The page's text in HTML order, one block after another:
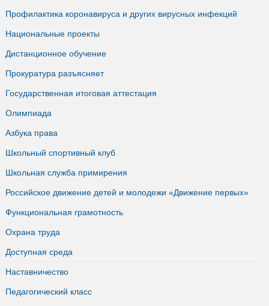
Профилактика коронавируса и других вирусных инфекций
Национальные проекты
Дистанционное обучение
Прокуратура разъясняет
Государственная итоговая аттестация
Олимпиада
Азбука права
Школьный спортивный клуб
Школьная служба примирения
Российское движение детей и молодежи «Движение первых»
Функциональная грамотность
Охрана труда
Доступная среда
Наставничество
Педагогический класс